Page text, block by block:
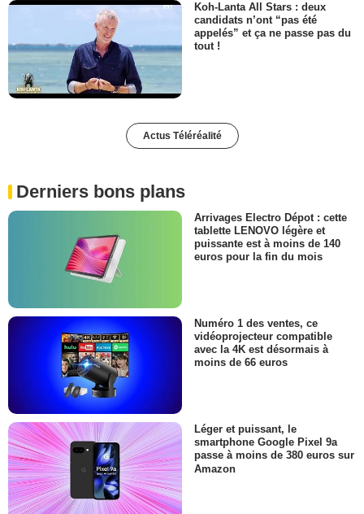
Koh-Lanta All Stars : deux
candidats n’ont “pas été
appelés” et ça ne passe pas du
tout !
Actus Téléréalité
Derniers bons plans
Arrivages Electro Dépot : cette
tablette LENOVO légère et
puissante est à moins de 140
euros pour la fin du mois
Numéro 1 des ventes, ce
vidéoprojecteur compatible
avec la 4K est désormais à
moins de 66 euros
Léger et puissant, le
smartphone Google Pixel 9a
passe à moins de 380 euros sur
Amazon